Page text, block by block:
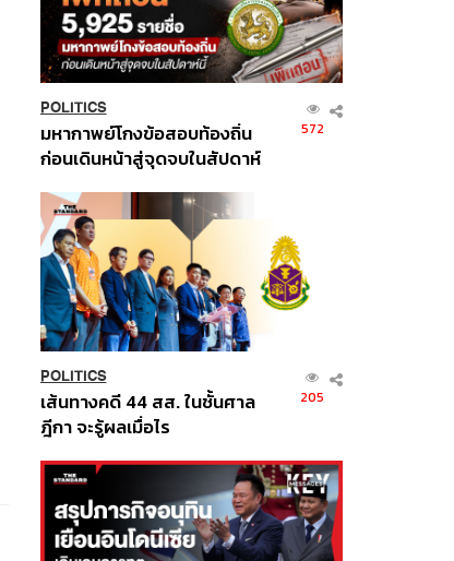
POLITICS
มหากาพย์โกงข้อสอบท้องถิ่น
ก่อนเดินหน้าสู่จุดจบในสัปดาห์
572
POLITICS
เส้นทางคดี 44 สส. ในชั้นศาล
ฎีกา จะรู้ผลเมื่อไร
205